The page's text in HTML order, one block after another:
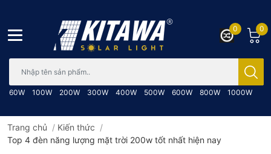
60W 100W 200W 300W 400W 500W 600W 800W 1000W
0
0
Trang chủ / Kiến thức /
Top 4 đèn năng lượng mặt trời 200w tốt nhất hiện nay